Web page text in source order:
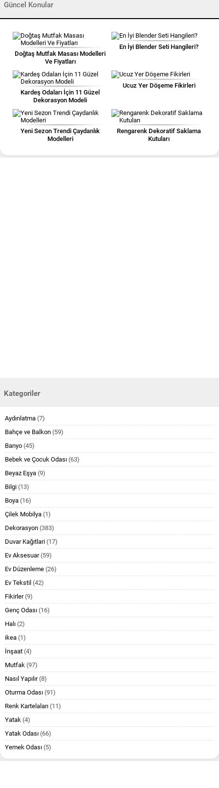
Güncel Konular
Doğtaş Mutfak Masası Modelleri
Ve Fiyatları
En İyi Blender Seti Hangileri?
Kardeş Odaları İçin 11 Güzel
Dekorasyon Modeli
Ucuz Yer Döşeme Fikirleri
Yeni Sezon Trendi Çaydanlık
Modelleri
Rengarenk Dekoratif Saklama
Kutuları
Kategoriler
Aydınlatma (7)
Bahçe ve Balkon (59)
Banyo (45)
Bebek ve Çocuk Odası (63)
Beyaz Eşya (9)
Bilgi (13)
Boya (16)
Çilek Mobilya (1)
Dekorasyon (383)
Duvar Kağıtlari (17)
Ev Aksesuar(59)
Ev Düzenleme (26)
Ev Tekstil (42)
Fikirler(9)
Genç Odası (16)
Halı (2)
ikea (1)
İnşaat (4)
Mutfak (97)
Nasıl Yapılır(8)
Oturma Odası (91)
Renk Kartelaları (11)
Yatak (4)
Yatak Odası (66)
Yemek Odası (5)